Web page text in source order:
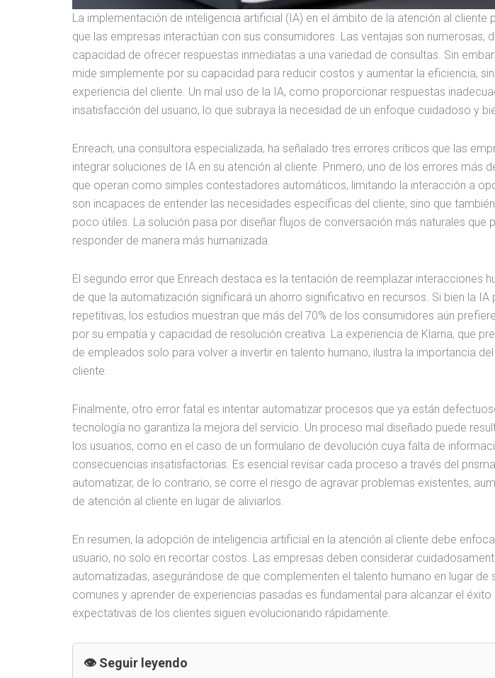
La implementación de inteligencia artificial (IA) en el ámbito de la atención al cliente
que las empresas interactúan con sus consumidores. Las ventajas son numerosas,
capacidad de ofrecer respuestas inmediatas a una variedad de consultas. Sin
mide simplemente por su capacidad para reducir costos y aumentar la eficiencia,
experiencia del cliente. Un mal uso de la IA, como proporcionar respuestas
insatisfacción del usuario, lo que subraya la necesidad de un enfoque cuidadoso y
Enreach, una consultora especializada, ha señalado tres errores críticos que las
integrar soluciones de IA en su atención al cliente. Primero, uno de los errores más
que operan como simples contestadores automáticos, limitando la interacción a
son incapaces de entender las necesidades específicas del cliente, sino que
poco útiles. La solución pasa por diseñar flujos de conversación más naturales que
responder de manera más humanizada.
El segundo error que Enreach destaca es la tentación de reemplazar interacciones
de que la automatización significará un ahorro significativo en recursos. Si bien la
repetitivas, los estudios muestran que más del 70% de los consumidores aún
por su empatía y capacidad de resolución creativa. La experiencia de Klarna, que
de empleados solo para volver a invertir en talento humano, ilustra la importancia
cliente.
Finalmente, otro error fatal es intentar automatizar procesos que ya están
tecnología no garantiza la mejora del servicio. Un proceso mal diseñado puede
los usuarios, como en el caso de un formulario de devolución cuya falta de
consecuencias insatisfactorias. Es esencial revisar cada proceso a través del
automatizar, de lo contrario, se corre el riesgo de agravar problemas existentes,
de atención al cliente en lugar de aliviarlos.
En resumen, la adopción de inteligencia artificial en la atención al cliente debe
usuario, no solo en recortar costos. Las empresas deben considerar
automatizadas, asegurándose de que complementen el talento humano en lugar de
comunes y aprender de experiencias pasadas es fundamental para alcanzar el
expectativas de los clientes siguen evolucionando rápidamente.
Seguir leyendo